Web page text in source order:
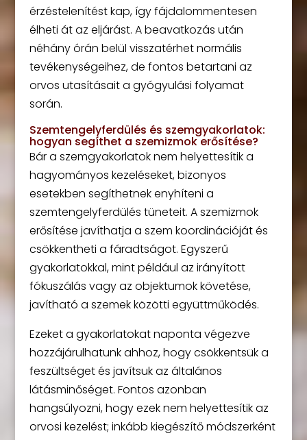
érzéstelenítést kap, így fájdalommentesen
élheti át az eljárást. A beavatkozás után
néhány órán belül visszatérhet normális
tevékenységeihez, de fontos betartani az
orvos utasításait a gyógyulási folyamat
során.
Szemtengelyferdülés és szemgyakorlatok:
hogyan segíthet a szemizmok erősítése?
Bár a szemgyakorlatok nem helyettesítik a
hagyományos kezeléseket, bizonyos
esetekben segíthetnek enyhíteni a
szemtengelyferdülés tüneteit. A szemizmok
erősítése javíthatja a szem koordinációját és
csökkentheti a fáradtságot. Egyszerű
gyakorlatokkal, mint például az irányított
fókuszálás vagy az objektumok követése,
javítható a szemek közötti együttműködés.
Ezeket a gyakorlatokat naponta végezve
hozzájárulhatunk ahhoz, hogy csökkentsük a
feszültséget és javítsuk az általános
látásminőséget. Fontos azonban
hangsúlyozni, hogy ezek nem helyettesítik az
orvosi kezelést; inkább kiegészítő módszerként